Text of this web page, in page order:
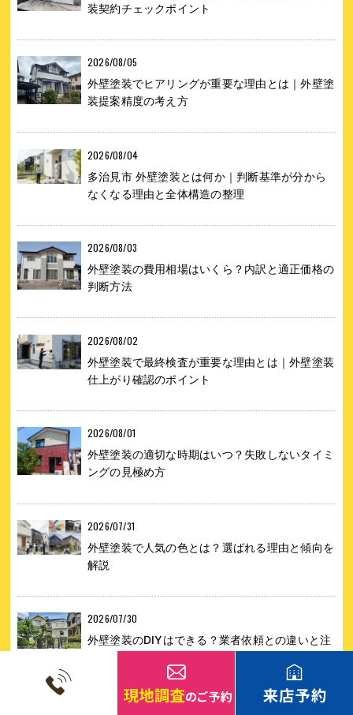
装契約チェックポイント
2026/08/05
外壁塗装でヒアリングが重要な理由とは｜外壁塗
装提案精度の考え方
2026/08/04
多治見市 外壁塗装とは何か｜判断基準が分から
なくなる理由と全体構造の整理
2026/08/03
外壁塗装の費用相場はいくら？内訳と適正価格の
判断方法
2026/08/02
外壁塗装で最終検査が重要な理由とは｜外壁塗装
仕上がり確認のポイント
2026/08/01
外壁塗装の適切な時期はいつ？失敗しないタイミ
ングの見極め方
2026/07/31
外壁塗装で人気の色とは？選ばれる理由と傾向を
解説
2026/07/30
外壁塗装のDIYはできる？業者依頼との違いと注